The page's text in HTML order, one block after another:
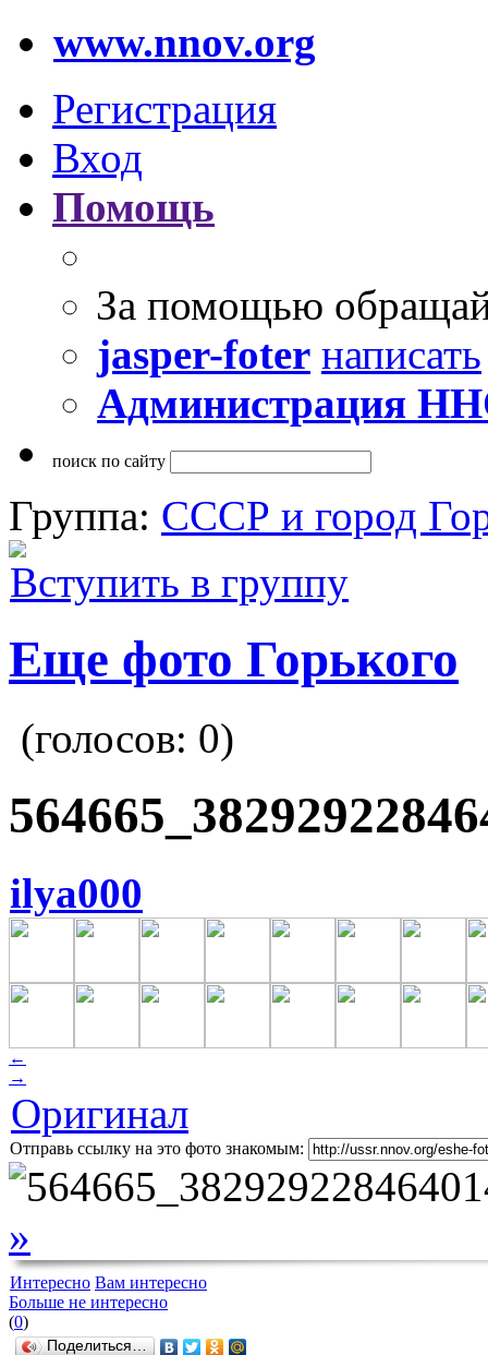
www.nnov.org
Регистрация
Вход
Помощь
За помощью
jasper-foter написать
Администрация
поиск по сайту
Группа: СССР и город
Вступить в группу
Еще фото Горького
(голосов: 0)
ilya000
←
→
Оригинал
Отправь ссылку на это фото знакомым:
»
Интересно Вам интересно
Больше не интересно
(0)
Поделиться…